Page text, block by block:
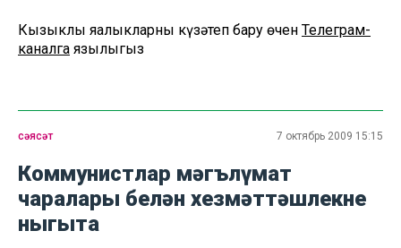
Кызыклы яңалыкларны күзәтеп бару өчен Телеграм-
каналга язылыгыз
сәясәт 7 октябрь 2009 15:15
Коммунистлар мәгълүмат
чаралары белән хезмәттәшлекне
ныгыта